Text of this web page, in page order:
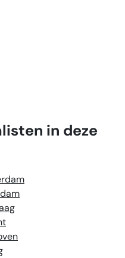
in deze